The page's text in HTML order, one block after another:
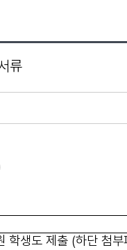
류
학생도 제출 (하단 첨